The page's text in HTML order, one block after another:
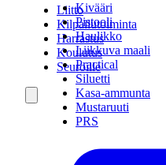
Kivääri
Pistooli
Haulikko
Liikkuva maali
Practical
Siluetti
Kasa-ammunta
Mustaruuti
PRS
Liitto
Kilpailutoiminta
Harrastus
Koulutus
Seuroille